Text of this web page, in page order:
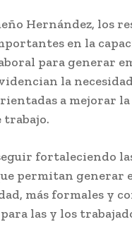
Hernández, los
en la
para generar
la
a mejorar
trabajo.
fortaleciendo
permitan generar
más formales y
las y los